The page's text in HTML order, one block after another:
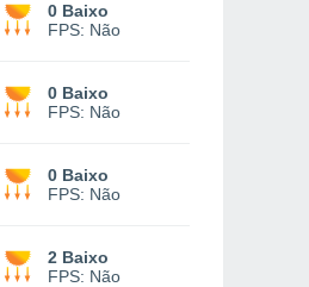
0 Baixo
FPS: Não
0 Baixo
FPS: Não
0 Baixo
FPS: Não
2 Baixo
FPS: Não